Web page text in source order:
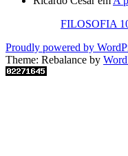
FILOSOFIA
Proudly powered by
Theme: Rebalance by